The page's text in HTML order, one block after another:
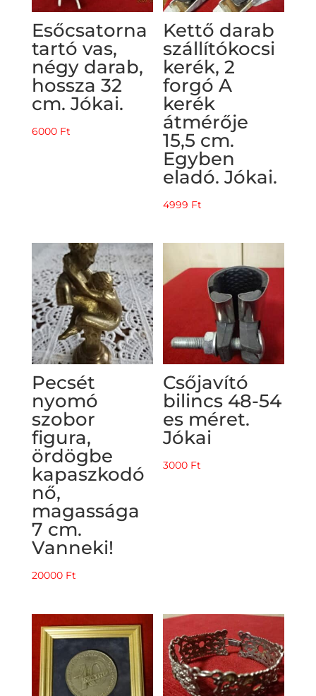
Esőcsatorna
tartó vas,
négy darab,
hossza 32
cm. Jókai.
6000 Ft
Kettő darab
szállítókocsi
kerék, 2
forgó A
kerék
átmérője
15,5 cm.
Egyben
eladó. Jókai.
4999 Ft
Pecsét
nyomó
szobor
figura,
ördögbe
kapaszkodó
nő,
magassága
7 cm.
Vanneki!
20000 Ft
Csőjavító
bilincs 48-54
es méret.
Jókai
3000 Ft